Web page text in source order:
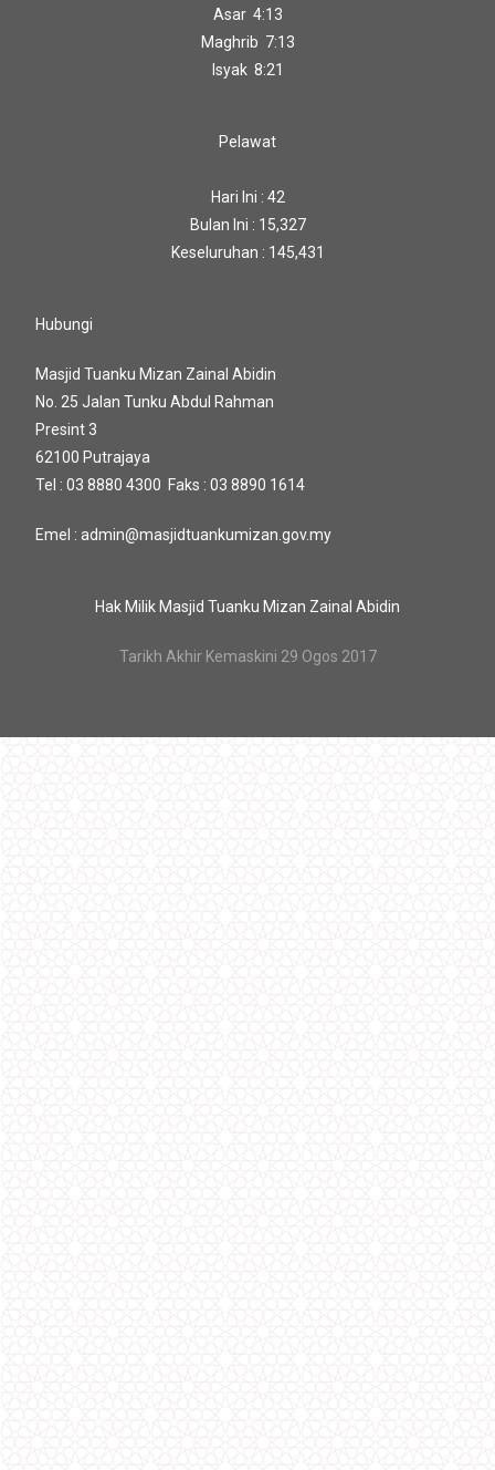
Asar 4:13
Maghrib 7:13
Isyak 8:21
Pelawat
Hari Ini : 42
Bulan Ini : 15,327
Keseluruhan : 145,431
Hubungi
Masjid Tuanku Mizan Zainal Abidin
No. 25 Jalan Tunku Abdul Rahman
Presint 3
62100 Putrajaya
Tel : 03 8880 4300 Faks : 03 8890 1614
Emel : admin@masjidtuankumizan.gov.my
Hak Milik Masjid Tuanku Mizan Zainal Abidin
Tarikh Akhir Kemaskini 29 Ogos 2017